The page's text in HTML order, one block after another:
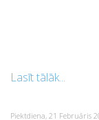
Lasīt tālāk...
Piektdiena, 21 Februāris